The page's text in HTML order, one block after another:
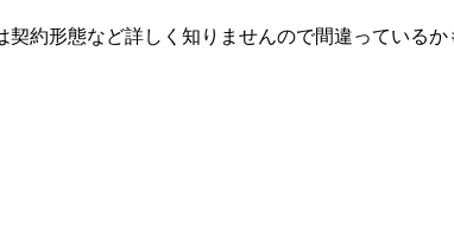
約形態など詳しく知りませんので間違っている